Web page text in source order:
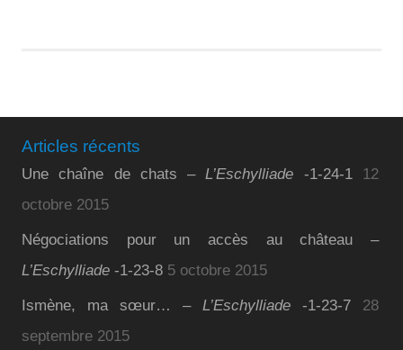
Articles récents
Une chaîne de chats –L’Eschylliade -1-24-1
12
octobre 2015
Négociations pour un accès au château –
L’Eschylliade -1-23-8 5 octobre 2015
Ismène, ma sœur… – L’Eschylliade-1-23-7
28
septembre 2015